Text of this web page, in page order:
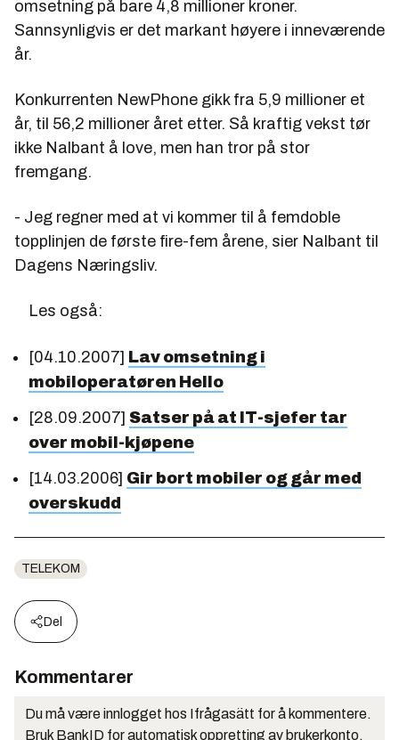
omsetning på bare 4,8 millioner kroner.
Sannsynligvis er det markant høyere i inneværende
år.
Konkurrenten NewPhone gikk fra 5,9 millioner et
år, til 56,2 millioner året etter. Så kraftig vekst tør
ikke Nalbant å love, men han tror på stor
fremgang.
- Jeg regner med at vi kommer til å femdoble
topplinjen de første fire-fem årene, sier Nalbant til
Dagens Næringsliv.
Les også:
[04.10.2007] Lav omsetning i
mobiloperatøren Hello
[28.09.2007] Satser på at IT-sjefer tar
over mobil-kjøpene
[14.03.2006] Gir bort mobiler og går med
overskudd
TELEKOM
Del
Kommentarer
Du må være innlogget hos Ifrågasätt for å kommentere.
Bruk BankID for automatisk oppretting av brukerkonto.